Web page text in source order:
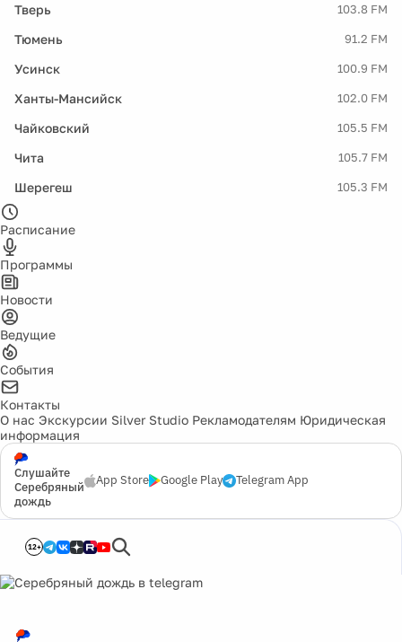
Тверь 103.8 FM
Тюмень 91.2 FM
Усинск 100.9 FM
Ханты-Мансийск 102.0 FM
Чайковский 105.5 FM
Чита 105.7 FM
Шерегеш 105.3 FM
Расписание
Программы
Новости
Ведущие
События
Контакты
О нас Экскурсии Silver Studio Рекламодателям Юридическая
информация
Слушайте
Серебряный
дождь
App Store Google Play Telegram App
12+